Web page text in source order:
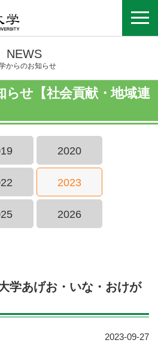
NEWS
からのお知らせ
らせ【社会貢献・地域連
2020
2023
2026
学あげお・いな・おけが
2023-09-27